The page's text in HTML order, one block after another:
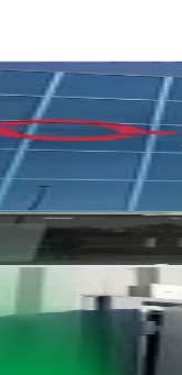
visuales